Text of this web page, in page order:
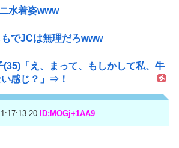
水着姿www
もでJCは無理だろwww
(35)「え、まって、もしかして私、牛
感じ？」⇒！
ID:MOGj+1AA9